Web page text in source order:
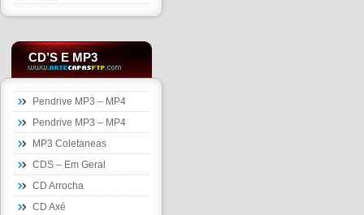
CD’S E MP3
Pendrive MP3 – MP4
Pendrive MP3 – MP4
MP3 Coletaneas
CDS – Em Geral
CD Arrocha
CD Axé